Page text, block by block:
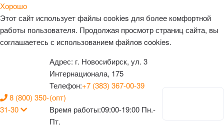
Хорошо
Этот сайт использует файлы cookies для более комфортной
работы пользователя. Продолжая просмотр страниц сайта, вы
соглашаетесь с использованием файлов cookies.
8 (800) 350-
31-30
Адрес: г. Новосибирск, ул. 3
Интернационала, 175
Телефон:+7 (383) 367-00-39
(опт)
Время работы:09:00-19:00 Пн.-
Пт.